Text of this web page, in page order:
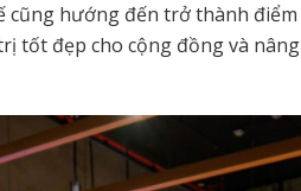
cũng hướng đến trở thành điểm
tốt đẹp cho cộng đồng và nâng